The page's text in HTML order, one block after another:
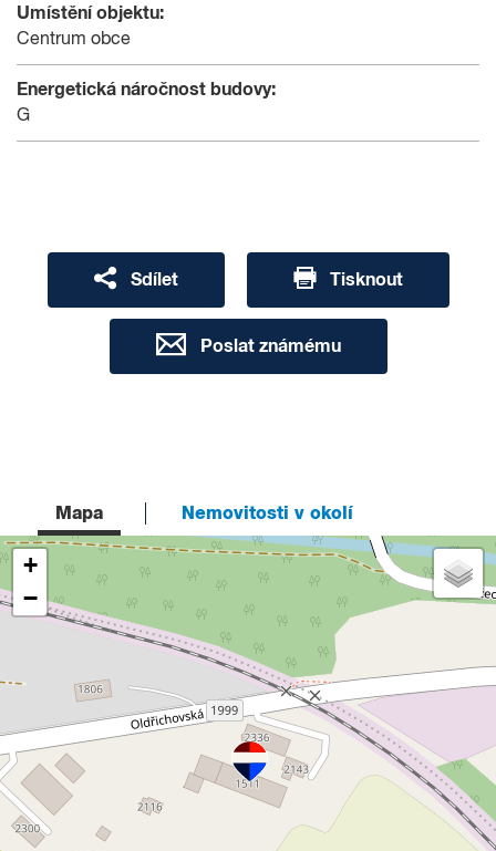
Umístění objektu:
Centrum obce
Energetická náročnost budovy:
G
Sdílet Tisknout
Poslat známému
Mapa Nemovitosti v okolí
+
−